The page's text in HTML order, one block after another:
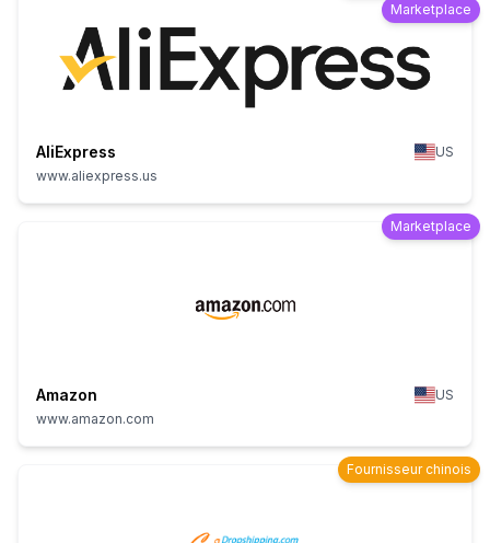
Marketplace
AliExpress
US
www.aliexpress.us
Marketplace
Amazon
US
www.amazon.com
Fournisseur chinois